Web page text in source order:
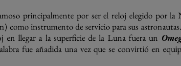
principalmente por ser el reloj elegido por
como instrumento de servicio para sus
en llegar a la superficie de la Luna fuera un
fue añadida una vez que se convirtió en